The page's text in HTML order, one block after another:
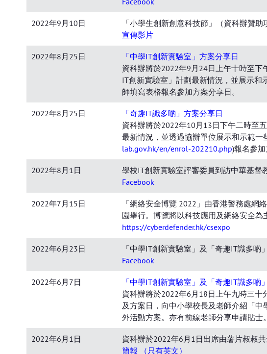
2022年9月10日
「小學生創新創意科技節」（資科辦贊助
宣傳影片
2022年8月25日
「中學IT創新實驗室」方案分享日
資科辦將於2022年9月24日上午十時至
IT創新實驗室」計劃最新情況，並展示
師填寫表格報名參加方案分享日。
2022年8月25日
「奇趣IT識多啲」方案分享日
資科辦將於2022年10月13日下午二時至
最新情況，並透過協辦單位展示和示範
lab.gov.hk/en/enrol-202210.php)報名參加
2022年8月1日
學校IT創新實驗室評審委員到訪中華基督
Facebook
2022年7月15日
「網絡安全博覽 2022」由香港警務處
園舉行。博覽將以科技應用及網絡安全為
https://cyberdefender.hk/csexpo
2022年6月23日
「中學IT創新實驗室」及「奇趣IT識多啲
Facebook
2022年6月7日
「中學IT創新實驗室」及「奇趣IT識多啲
資科辦將於2022年6月18日上午九時三
及方案日，向中小學校長及老師介紹「
外活動方案。亦有前線老師分享申請貼士
2022年6月1日
資科辦於2022年6月1日出席由薯片叔叔
簡報 （只有英文）